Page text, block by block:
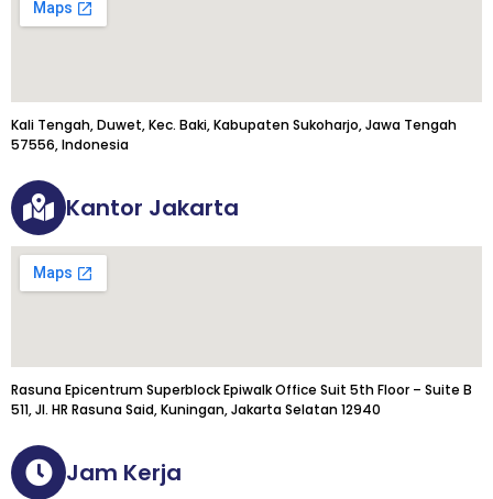
Kali Tengah, Duwet, Kec. Baki, Kabupaten Sukoharjo, Jawa Tengah
57556, Indonesia
Kantor Jakarta
Rasuna Epicentrum Superblock Epiwalk Office Suit 5th Floor – Suite B
511, Jl. HR Rasuna Said, Kuningan, Jakarta Selatan 12940
Jam Kerja